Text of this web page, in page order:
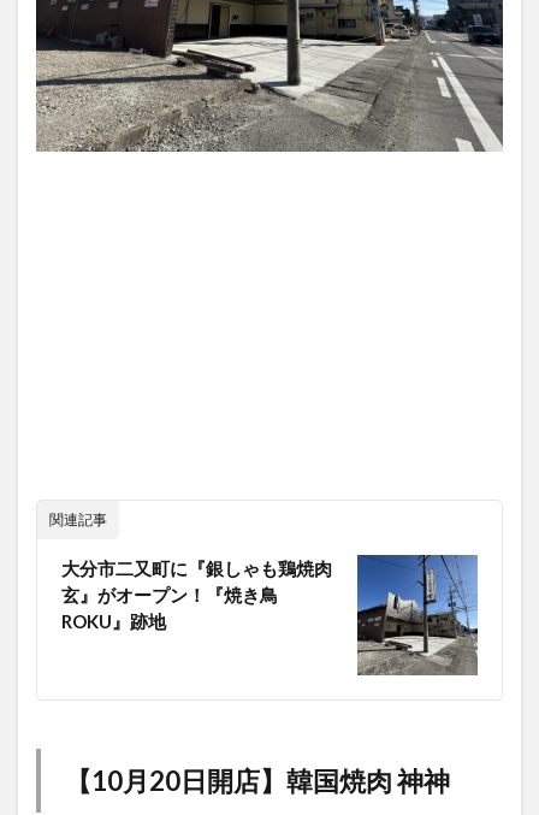
関連記事
大分市二又町に『銀しゃも鶏焼肉
玄』がオープン！『焼き鳥
ROKU』跡地
【10月20日開店】韓国焼肉 神神